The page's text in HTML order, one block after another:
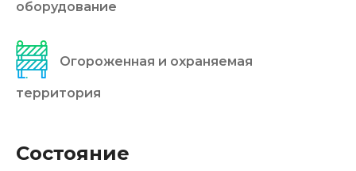
оборудование
Огороженная и охраняемая
территория
Состояние